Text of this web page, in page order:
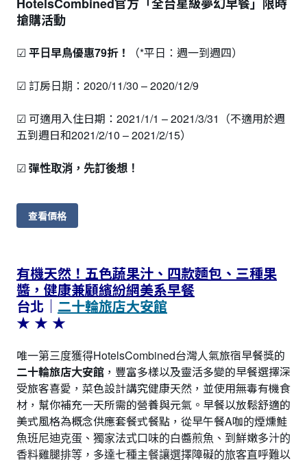
搶購活動
☑ 平日早鳥優惠79折！ （*平日：週一到週四）
☑ 訂房日期：2020/11/30 – 2020/12/9
☑ 可適用入住日期：2021/1/1 – 2021/3/31（不適用於週
五到週日和2021/2/10 – 2021/2/15）
☑ 彈性取消，先訂後想！
查看價格
有機天然！五色蔬果汁、四款麵包、三種果
醬，健康兼顧繽紛網美系早餐
台北｜ 二十輪旅店大安館
★ ★ ★
唯一第三度獲得HotelsCombined台灣人氣旅宿早餐獎的
二十輪旅店大安館 ，豐富多樣以及靈活多變的早餐選擇深
受旅客喜愛，菜色設計講究健康天然，並使用無毒有機食
材，幫你補充一天所需的營養與元氣。早餐以放鬆舒適的
美式風格為概念供應套餐式餐點，從早午餐A咖的煙燻鮭
魚班尼迪克蛋、獨家法式口味的白醬煎魚、到鮮嫩多汁的
香料雞腿排等，多達七種主餐讓選擇障礙的旅客直呼難以